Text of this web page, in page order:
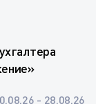
- 28.08.26